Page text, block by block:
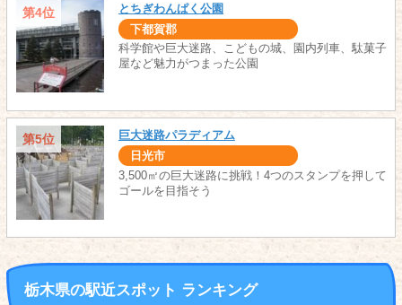
第4位 とちぎわんぱく公園
下都賀郡
科学館や巨大迷路、こどもの城、園内列車、駄菓子
屋など魅力がつまった公園
第5位 巨大迷路パラディアム
日光市
3,500㎡の巨大迷路に挑戦！4つのスタンプを押して
ゴールを目指そう
栃木県の駅近スポット ランキング